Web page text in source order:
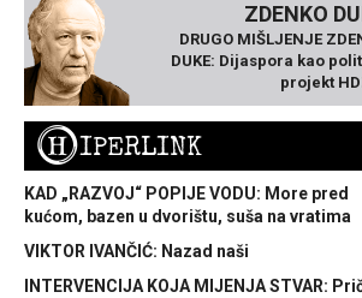
ZDENKO
DRUGO MIŠLJENJE
DUKE: Dijaspora kao
projekt
HIPERLINK
KAD „RAZVOJ“ POPIJE VODU: More pred
kućom, bazen u dvorištu, suša na vratima
VIKTOR IVANČIĆ: Nazad naši
INTERVENCIJA KOJA MIJENJA STVAR: